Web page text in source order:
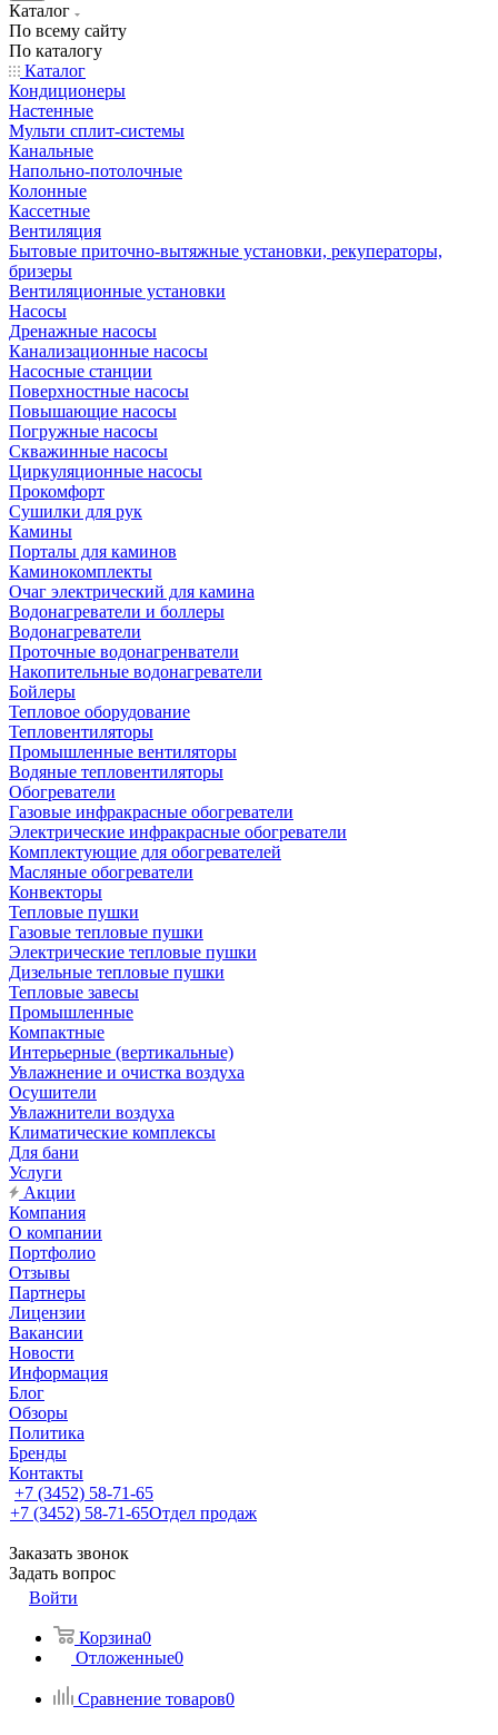
Каталог
По всему сайту
По каталогу
Каталог
Кондиционеры
Настенные
Мульти сплит-системы
Канальные
Напольно-потолочные
Колонные
Кассетные
Вентиляция
Бытовые приточно-вытяжные установки, рекуператоры,
бризеры
Вентиляционные установки
Насосы
Дренажные насосы
Канализационные насосы
Насосные станции
Поверхностные насосы
Повышающие насосы
Погружные насосы
Скважинные насосы
Циркуляционные насосы
Прокомфорт
Сушилки для рук
Камины
Порталы для каминов
Каминокомплекты
Очаг электрический для камина
Водонагреватели и боллеры
Водонагреватели
Проточные водонагренватели
Накопительные водонагреватели
Бойлеры
Тепловое оборудование
Тепловентиляторы
Промышленные вентиляторы
Водяные тепловентиляторы
Обогреватели
Газовые инфракрасные обогреватели
Электрические инфракрасные обогреватели
Комплектующие для обогревателей
Масляные обогреватели
Конвекторы
Тепловые пушки
Газовые тепловые пушки
Электрические тепловые пушки
Дизельные тепловые пушки
Тепловые завесы
Промышленные
Компактные
Интерьерные (вертикальные)
Увлажнение и очистка воздуха
Осушители
Увлажнители воздуха
Климатические комплексы
Для бани
Услуги
Акции
Компания
О компании
Портфолио
Отзывы
Партнеры
Лицензии
Вакансии
Новости
Информация
Блог
Обзоры
Политика
Бренды
Контакты
+7 (3452) 58-71-65
+7 (3452) 58-71-65Отдел продаж
Заказать звонок
Задать вопрос
Войти
Корзина0
Отложенные0
Сравнение товаров0